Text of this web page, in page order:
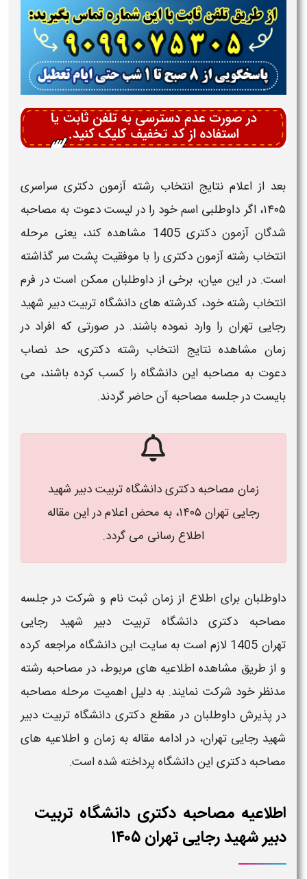
بعد از اعلام نتایج انتخاب رشته آزموندکتری سراسری
۱۴۰۵، اگر داوطلبی اسم خود را در لیست دعوت به مصاحبه
شدگان آزموندکتری 1405
مشاهده کند، یعنی مرحله
انتخاب رشته آزمون دکتری را با موفقیت پشت سر گذاشته
است. در این میان، برخی از داوطلبان ممکن است در فرم
انتخاب رشته خود، کدرشته هایدانشگاه تربیت دبیر شهید
رجایی تهران را وارد نموده باشند. در صورتی که افراد در
زمان مشاهده نتایج انتخاب رشتهدکتری، حد نصاب
دعوت به مصاحبهاین دانشگاهرا کسب کرده باشند، می
بایست در جلسه مصاحبه آن حاضر گردند.
زمان مصاحبه دکتری دانشگاه تربیت دبیر شهید
رجایی تهران ۱۴۰۵
، به محض اعلام در این مقاله
اطلاع رسانی می گردد.
داوطلبان برای اطلاع از زمان ثبت نام و شرکت در جلسه
مصاحبه دکتری دانشگاه تربیت دبیر شهید رجایی
تهران 1405 لازم است به سایت ایندانشگاه مراجعه کرده
و از طریق مشاهده اطلاعیه های مربوط، در مصاحبه رشته
مدنظر خود شرکت نمایند. بهدلیل اهمیت مرحله مصاحبه
در پذیرش داوطلبان در مقطع دکتری دانشگاه تربیت دبیر
شهید رجایی تهران، در ادامه مقاله به زمان و اطلاعیه های
مصاحبه دکتریایندانشگاهپرداخته شده است.
اطلاعیه مصاحبه دکتری دانشگاه تربیت
دبیر شهید رجایی تهران ۱۴۰۵